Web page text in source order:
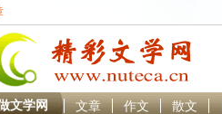
文学网 文章 作文 散文